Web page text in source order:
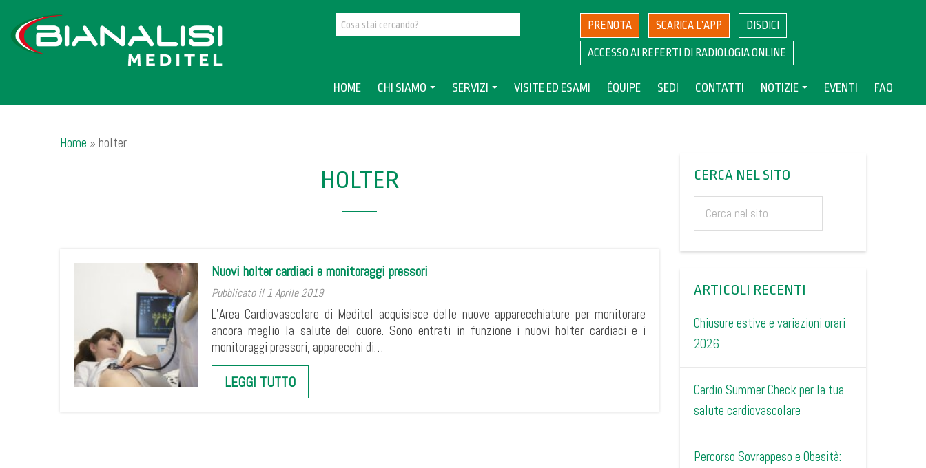
PRENOTA SCARICA L’APP DISDICI
ACCESSO AI REFERTI DI RADIOLOGIA ONLINE
HOME CHI SIAMO SERVIZI VISITE ED ESAMI ÉQUIPE SEDI CONTATTI NOTIZIE EVENTI FAQ
Home » holter
HOLTER
Nuovi holter cardiaci e monitoraggi pressori
Pubblicato il 1 Aprile 2019
L’Area Cardiovascolare di Meditel acquisisce delle nuove apparecchiature per monitorare
ancora meglio la salute del cuore. Sono entrati in funzione i nuovi holter cardiaci e i
monitoraggi pressori, apparecchi di…
LEGGI TUTTO
CERCA NEL SITO
ARTICOLI RECENTI
Chiusure estive e variazioni orari
2026
Cardio Summer Check per la tua
salute cardiovascolare
Percorso Sovrappeso e Obesità: